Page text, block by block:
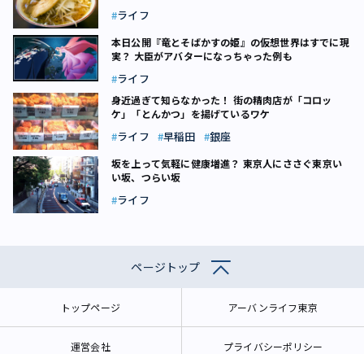
ライフ
本日公開『竜とそばかすの姫』の仮想世界はすでに現
実？ 大臣がアバターになっちゃった例も
ライフ
身近過ぎて知らなかった！ 街の精肉店が「コロッ
ケ」「とんかつ」を揚げているワケ
ライフ 早稲田 銀座
坂を上って気軽に健康増進？ 東京人にささぐ――東京い
い坂、つらい坂
ライフ
ページトップ
トップページ アーバンライフ東京
運営会社 プライバシーポリシー